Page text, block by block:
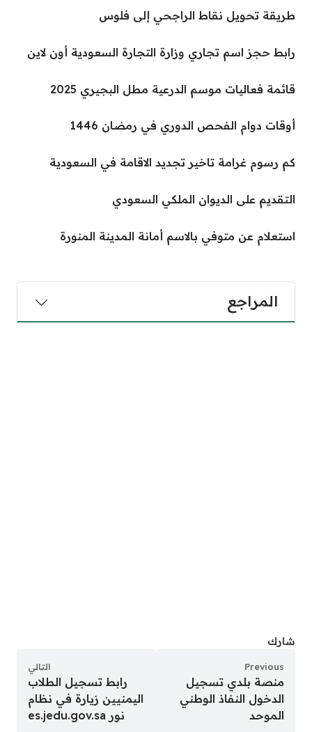
طريقة تحويل نقاط الراجحي إلى فلوس
رابط حجز اسم تجاري وزارة التجارة السعودية أون لاين
قائمة فعاليات موسم الدرعية مطل البجيري 2025
أوقات دوام الفحص الدوري في رمضان 1446
كم رسوم غرامة تاخير تجديد الاقامة في السعودية
التقديم على الديوان الملكي السعودي
استعلام عن متوفي بالاسم أمانة المدينة المنورة
المراجع
شارك
Previous
منصة بلدي تسجيل
الدخول النفاذ الوطني
الموحد
التالي
رابط تسجيل الطلاب
اليمنيين زيارة في نظام
نور es.jedu.gov.sa